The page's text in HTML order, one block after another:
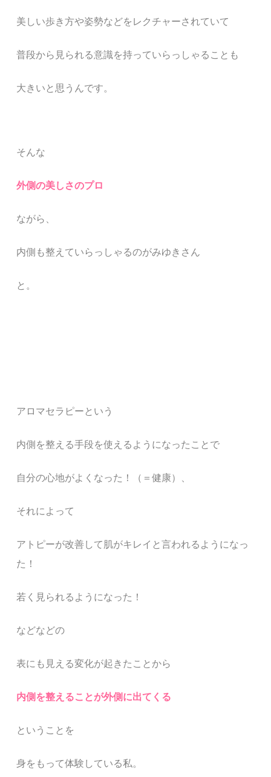
美しい歩き方や姿勢などをレクチャーされていて
普段から見られる意識を持っていらっしゃることも
大きいと思うんです。
そんな
外側の美しさのプロ
ながら、
内側も整えていらっしゃるのがみゆきさん
と。
アロマセラピーという
内側を整える手段を使えるようになったことで
自分の心地がよくなった！（＝健康）、
それによって
アトピーが改善して肌がキレイと言われるようになっ
た！
若く見られるようになった！
などなどの
表にも見える変化が起きたことから
内側を整えることが外側に出てくる
ということを
身をもって体験している私。